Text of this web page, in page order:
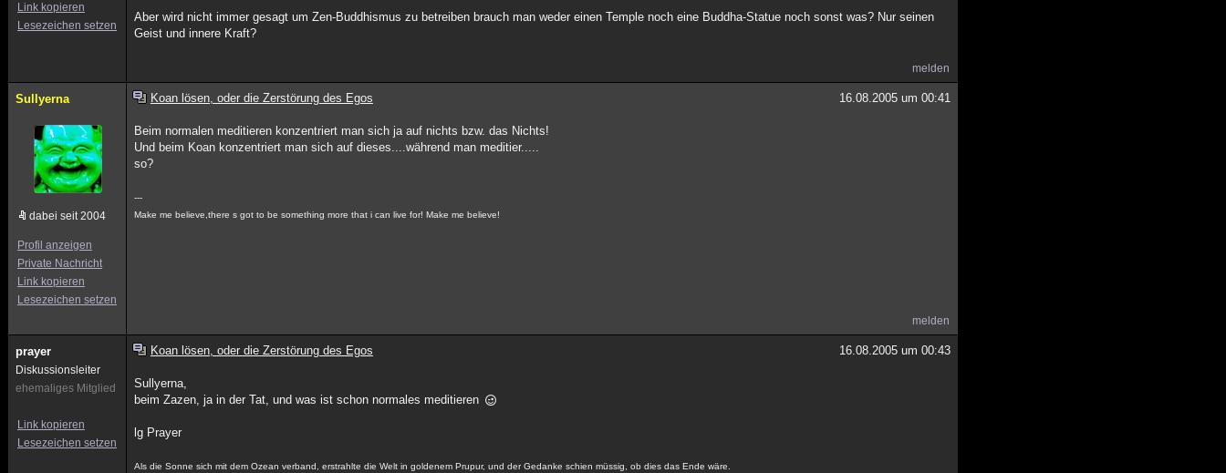
Link kopieren
Lesezeichen setzen
Aber wird nicht immer gesagt um Zen-Buddhismus zu betreiben brauch man weder einen Temple noch eine Buddha-Statue noch sonst was? Nur seinen
Geist und innere Kraft?
melden
Sullyerna
dabei seit 2004
Profil anzeigen
Private Nachricht
Link kopieren
Lesezeichen setzen
Koan lösen, oder die Zerstörung des Egos 16.08.2005 um 00:41
Beim normalen meditieren konzentriert man sich ja auf nichts bzw. das Nichts!
Und beim Koan konzentriert man sich auf dieses....während man meditier.....
so?
---
Make me believe,there s got to be something more that i can live for! Make me believe!
melden
prayer
Diskussionsleiter
ehemaliges Mitglied
Link kopieren
Lesezeichen setzen
Koan lösen, oder die Zerstörung des Egos 16.08.2005 um 00:43
Sullyerna,
beim Zazen, ja in der Tat, und was ist schon normales meditieren
lg Prayer
Als die Sonne sich mit dem Ozean verband, erstrahlte die Welt in goldenem Prupur, und der Gedanke schien müssig, ob dies das Ende wäre.